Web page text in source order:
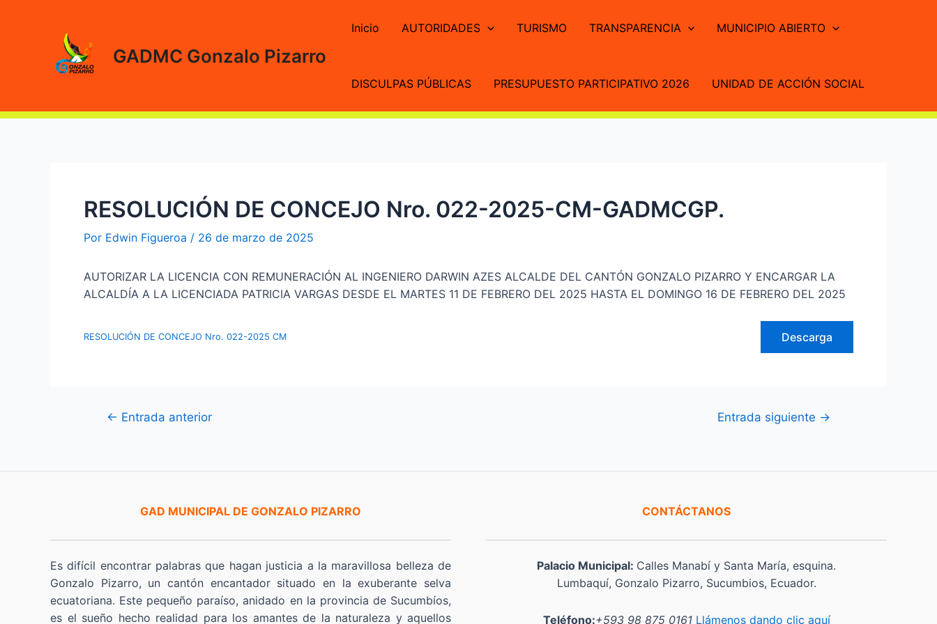
GADMC Gonzalo Pizarro
Inicio AUTORIDADES TURISMO TRANSPARENCIA MUNICIPIO ABIERTO
DISCULPAS PÚBLICAS PRESUPUESTO PARTICIPATIVO 2026 UNIDAD DE ACCIÓN SOCIAL
RESOLUCIÓN DE CONCEJO Nro. 022-2025-CM-GADMCGP.
Por Edwin Figueroa / 26 de marzo de 2025
AUTORIZAR LA LICENCIA CON REMUNERACIÓN AL INGENIERO DARWIN AZES ALCALDE DEL CANTÓN GONZALO PIZARRO Y ENCARGAR LA
ALCALDÍA A LA LICENCIADA PATRICIA VARGAS DESDE EL MARTES 11 DE FEBRERO DEL 2025 HASTA EL DOMINGO 16 DE FEBRERO DEL 2025
RESOLUCIÓN DE CONCEJO Nro. 022-2025 CM Descarga
Navegación
← Entrada anterior Entrada siguiente →
GAD MUNICIPAL DE GONZALO PIZARRO
Es difícil encontrar palabras que hagan justicia a la maravillosa belleza de
Gonzalo Pizarro, un cantón encantador situado en la exuberante selva
ecuatoriana. Este pequeño paraíso, anidado en la provincia de Sucumbíos,
es el sueño hecho realidad para los amantes de la naturaleza y aquellos
CONTÁCTANOS
Palacio Municipal: Calles Manabí y Santa María, esquina.
Lumbaquí, Gonzalo Pizarro, Sucumbios, Ecuador.
Teléfono:+593 98 875 0161 Llámenos dando clic aquí